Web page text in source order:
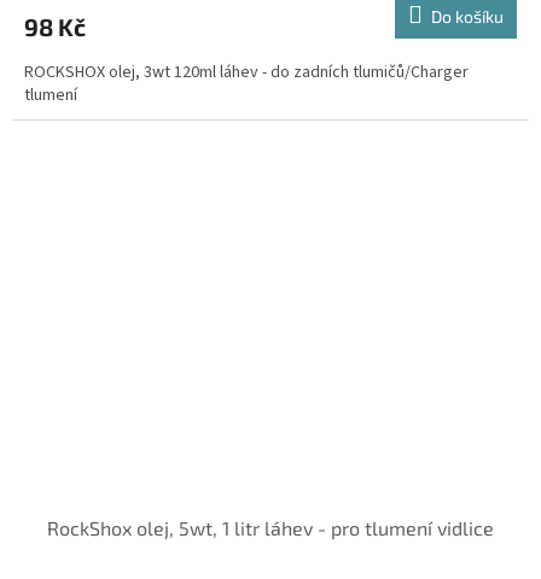
98 Kč Do košíku
ROCKSHOX olej, 3wt 120ml láhev - do zadních tlumičů/Charger
tlumení
RockShox olej, 5wt, 1 litr láhev - pro tlumení vidlice